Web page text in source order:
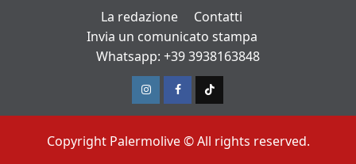
La redazione
Contatti
Invia un comunicato stampa
Whatsapp: +39 3938163848
InstagramFacebook
TikTok
Copyright Palermolive © All rights reserved.